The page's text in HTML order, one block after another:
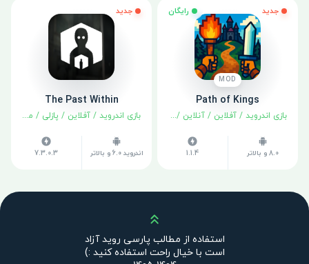
جدید رایگان
MOD
Path of Kings
بازی اندروید / آفلاین / آنلاین / استراتژی /نقش آفرینی
8.0 و بالاتر 1.1.4
جدید
The Past Within
بازی اندروید / آفلاین / پازلی / ماجراجویی
اندروید 6.0 و بالاتر 7.3.0.3
بالا
استفاده از مطالب پارسی روید آزاد
است با خیال راحت استفاده کنید :)